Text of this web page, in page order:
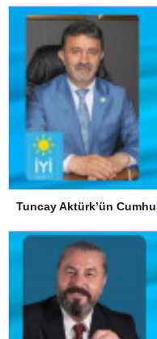
Tuncay Aktürk’ün